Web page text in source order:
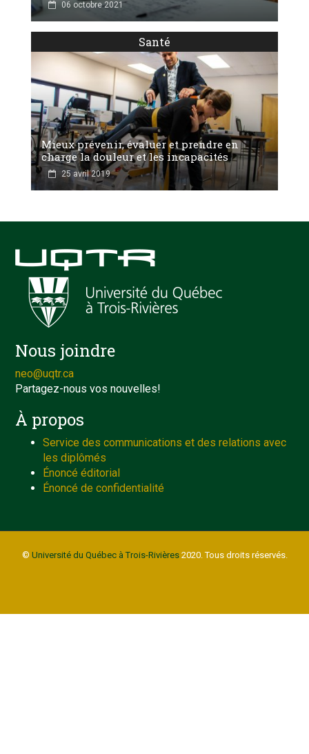
06 octobre 2021
Santé
Mieux prévenir, évaluer et prendre en
charge la douleur et les incapacités
25 avril 2019
Nous joindre
neo@uqtr.ca
Partagez-nous vos nouvelles!
À propos
Service des communications et des relations avec
les diplômés
Énoncé éditorial
Énoncé de confidentialité
© Université du Québec à Trois-Rivières2020. Tous droits réservés.